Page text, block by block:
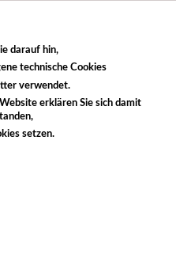
darauf hin,
technische Cookies
verwendet.
erklären Sie sich damit
setzen.